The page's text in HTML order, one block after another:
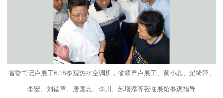
省委书记卢展工6.18参观热水空调机，省领导卢展工、黄小晶、梁绮萍、
李宏、刘德章、唐国忠、李川、苏增添等莅临展馆参观指导